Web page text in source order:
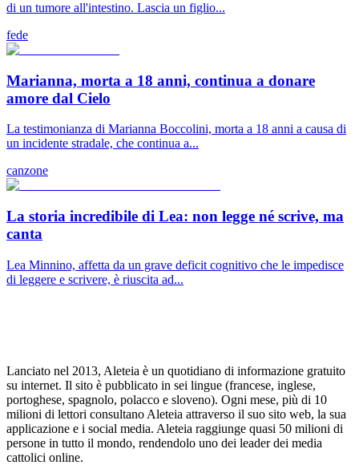
di un tumore all'intestino. Lascia un figlio...
fede
Marianna, morta a 18 anni, continua a donare
amore dal Cielo
La testimonianza di Marianna Boccolini, morta a 18 anni a causa di
un incidente stradale, che continua a...
canzone
La storia incredibile di Lea: non legge né scrive, ma
canta
Lea Minnino, affetta da un grave deficit cognitivo che le impedisce
di leggere e scrivere, è riuscita ad...
Lanciato nel 2013, Aleteia è un quotidiano di informazione gratuito
su internet. Il sito è pubblicato in sei lingue (francese, inglese,
portoghese, spagnolo, polacco e sloveno). Ogni mese, più di 10
milioni di lettori consultano Aleteia attraverso il suo sito web, la sua
applicazione e i social media. Aleteia raggiunge quasi 50 milioni di
persone in tutto il mondo, rendendolo uno dei leader dei media
cattolici online.